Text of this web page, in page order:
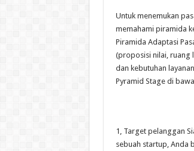
Untuk menemukan
memahami piramida
Piramida Adaptasi
(proposisi nilai, ruang
dan kebutuhan
Pyramid Stage di
1, Target pelanggan
sebuah startup, Anda